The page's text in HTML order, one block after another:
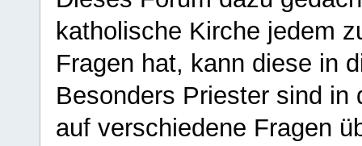
katholische Kirche jedem
Fragen hat, kann diese in
Besonders Priester sind in
auf verschiedene Fragen